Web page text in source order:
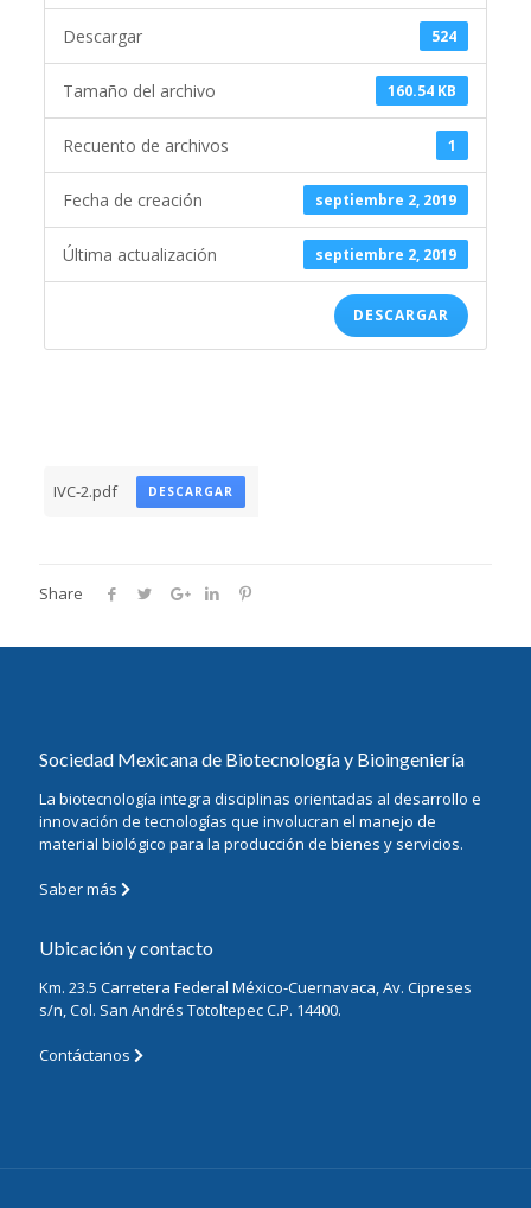
524
Descargar
160.54 KB
Tamaño del archivo
1
Recuento de archivos
septiembre 2, 2019
Fecha de creación
septiembre 2, 2019
Última actualización
DESCARGAR
IVC-2.pdf DESCARGAR
Share
Sociedad Mexicana de Biotecnología y Bioingeniería
La biotecnología integra disciplinas orientadas al desarrollo e
innovación de tecnologías que involucran el manejo de
material biológico para la producción de bienes y servicios.
Saber más
Ubicación y contacto
Km. 23.5 Carretera Federal México-Cuernavaca, Av. Cipreses
s/n, Col. San Andrés Totoltepec C.P. 14400.
Contáctanos